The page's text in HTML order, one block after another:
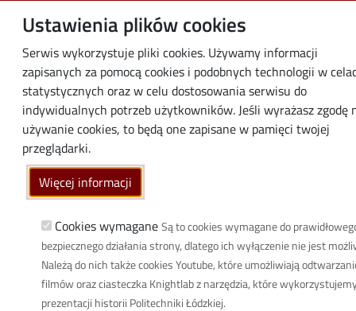
Ustawienia plików cookies
Serwis wykorzystuje pliki cookies. Używamy informacji
zapisanych za pomocą cookies i podobnych technologii w
statystycznych oraz w celu dostosowania serwisu do
indywidualnych potrzeb użytkowników. Jeśli wyrażasz zgodę
używanie cookies, to będą one zapisane w pamięci twojej
przeglądarki.
Więcej informacji
Cookies wymagane Są to cookies wymagane do
bezpiecznego działania strony, dlatego ich wyłączenie nie jest
Należą do nich także cookies Youtube, które umożliwiają
filmów oraz ciasteczka Knightlab z narzędzia, które
prezentacji historii Politechniki Łódzkiej.